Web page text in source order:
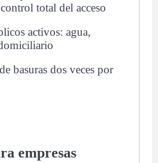
total del acceso
activos: agua,
basuras dos veces por
empresas